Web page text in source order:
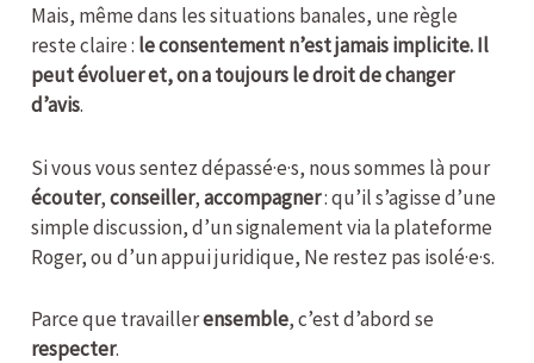
Mais, même dans les situations banales, une règle
reste claire : le consentement n’est jamais implicite. Il
peut évoluer et, on a toujours le droit de changer
d’avis.
Si vous vous sentez dépassé·e·s, nous sommes là pour
écouter,conseiller,accompagner: qu’il s’agisse d’une
simple discussion, d’un signalement via la plateforme
Roger, ou d’un appui juridique, Ne restez pas isolé·e·s.
Parce que travaillerensemble, c’est d’abord se
respecter.